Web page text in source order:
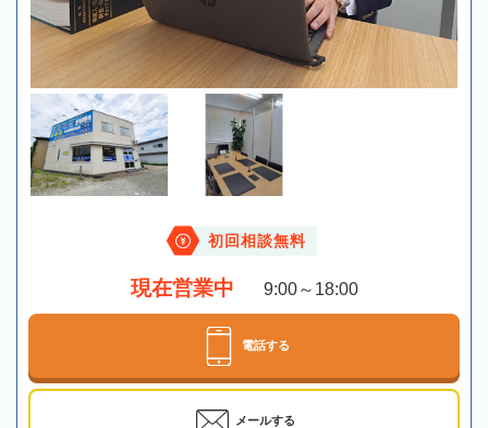
初回相談無料
現在営業中 9:00～18:00
電話する
メールする